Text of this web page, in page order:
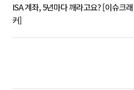
ISA 계좌, 5년마다 깨라고요? [이슈크래
커]